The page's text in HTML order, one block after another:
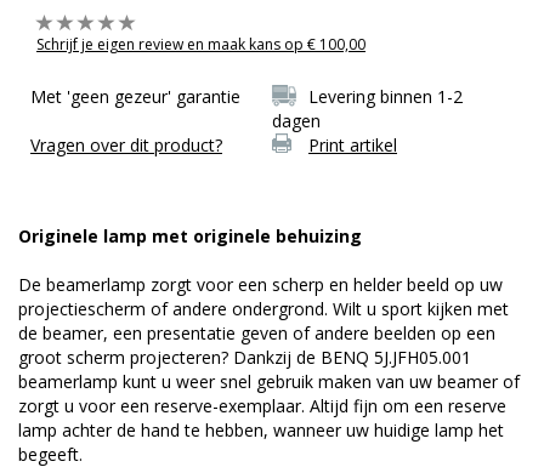
Schrijf je eigen review en maak kans op € 100,00
Met 'geen gezeur' garantie
Levering binnen 1-2
dagen
Vragen over dit product?
Print artikel
Originele lamp met originele behuizing
De beamerlamp zorgt voor een scherp en helder beeld op uw
projectiescherm of andere ondergrond. Wilt u sport kijken met
de beamer, een presentatie geven of andere beelden op een
groot scherm projecteren? Dankzij de BENQ 5J.JFH05.001
beamerlamp kunt u weer snel gebruik maken van uw beamer of
zorgt u voor een reserve-exemplaar. Altijd fijn om een reserve
lamp achter de hand te hebben, wanneer uw huidige lamp het
begeeft.